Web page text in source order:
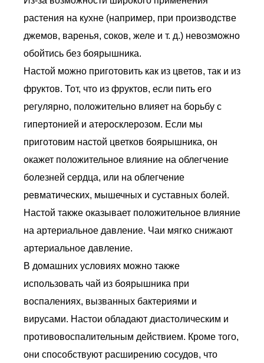
растения на кухне (например, при производстве
джемов, варенья, соков, желе и т. д.) невозможно
обойтись без боярышника.
Настой можно приготовить как из цветов, так и из
фруктов. Тот, что из фруктов, если пить его
регулярно, положительно влияет на борьбу с
гипертонией и атеросклерозом. Если мы
приготовим настой цветков боярышника, он
окажет положительное влияние на облегчение
болезней сердца, или на облегчение
ревматических, мышечных и суставных болей.
Настой также оказывает положительное влияние
на артериальное давление. Чаи мягко снижают
артериальное давление.
В домашних условиях можно также
использовать чай из боярышника при
воспалениях, вызванных бактериями и
вирусами. Настои обладают диастолическим и
противовоспалительным действием. Кроме того,
они способствуют расширению сосудов, что